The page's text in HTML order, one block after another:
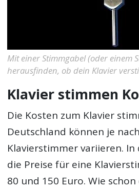
Mit einer Stimmgabel (oder einem
herausfinden, ob dein Klavier
Klavier stimmen
Die Kosten zum Klavier
Deutschland können je
Klavierstimmer variieren. In
die Preise für eine
80 und 150 Euro. Wie